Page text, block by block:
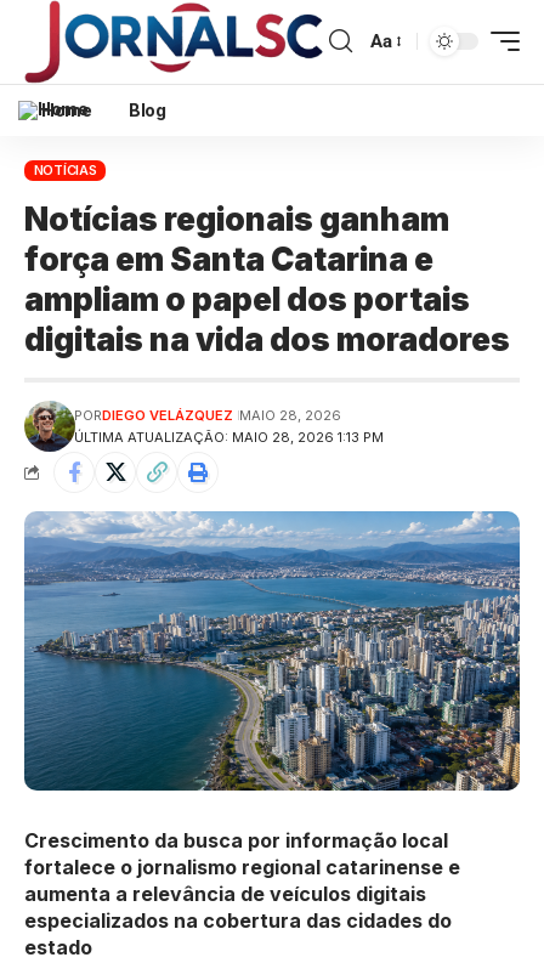
Aa
Home Blog
NOTÍCIAS
Notícias regionais ganham
força em Santa Catarina e
ampliam o papel dos portais
digitais na vida dos moradores
ÚLTIMA ATUALIZAÇÃO: MAIO 28, 2026 1:13 PM
PORDIEGO VELÁZQUEZ MAIO 28, 2026
Crescimento da busca por informação local
fortalece o jornalismo regional catarinense e
aumenta a relevância de veículos digitais
especializados na cobertura das cidades do
estado